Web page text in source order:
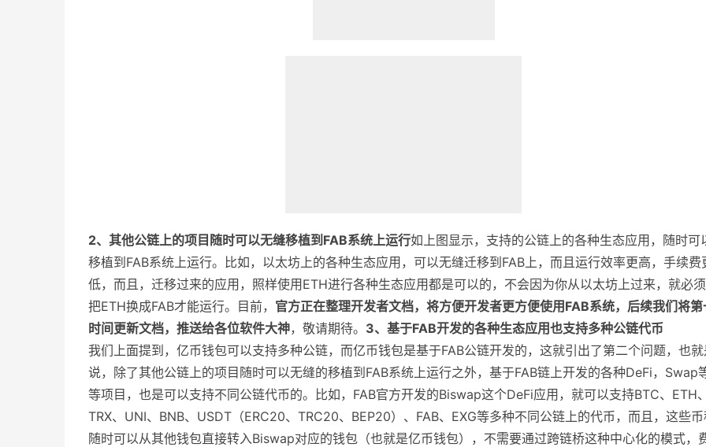
2、其他公链上的项目随时可以无缝移植到FAB系统上运行如上图显示，支持的公链上的各种生态应用，随时可
移植到FAB系统上运行。比如，以太坊上的各种生态应用，可以无缝迁移到FAB上，而且运行效率更高，手续费
低，而且，迁移过来的应用，照样使用ETH进行各种生态应用都是可以的，不会因为你从以太坊上过来，就必
把ETH换成FAB才能运行。目前， 官方正在整理开发者文档，将方便开发者更方便使用FAB系统，后续我们将第
时间更新文档，推送给各位软件大神，敬请期待。 3、基于FAB开发的各种生态应用也支持多种公链代币
我们上面提到，亿币钱包可以支持多种公链，而亿币钱包是基于FAB公链开发的，这就引出了第二个问题，也
说，除了其他公链上的项目随时可以无缝的移植到FAB系统上运行之外，基于FAB链上开发的各种DeFi，Swap
等项目，也是可以支持不同公链代币的。比如，FAB官方开发的Biswap这个DeFi应用，就可以支持BTC、ETH
TRX、UNI、BNB、USDT（ERC20、TRC20、BEP20）、FAB、EXG等多种不同公链上的代币，而且，这些
随时可以从其他钱包直接转入Biswap对应的钱包（也就是亿币钱包），不需要通过跨链桥这种中心化的模式，